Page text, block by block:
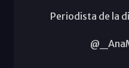
Periodista de la